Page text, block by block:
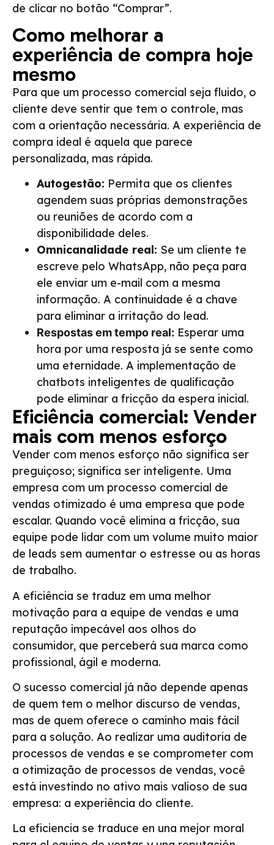
de clicar no botão “Comprar”.
Como melhorar a
experiência de compra hoje
mesmo
Para que um processo comercial seja fluido, o
cliente deve sentir que tem o controle, mas
com a orientação necessária. A experiência de
compra ideal é aquela que parece
personalizada, mas rápida.
Autogestão: Permita que os clientes
agendem suas próprias demonstrações
ou reuniões de acordo com a
disponibilidade deles.
Omnicanalidade real: Se um cliente te
escreve pelo WhatsApp, não peça para
ele enviar um e-mail com a mesma
informação. A continuidade é a chave
para eliminar a irritação do lead.
Respostas em tempo real: Esperar uma
hora por uma resposta já se sente como
uma eternidade. A implementação de
chatbots inteligentes de qualificação
pode eliminar a fricção da espera inicial.
Eficiência comercial: Vender
mais com menos esforço
Vender com menos esforço não significa ser
preguiçoso; significa ser inteligente. Uma
empresa com um processo comercial de
vendas otimizado é uma empresa que pode
escalar. Quando você elimina a fricção, sua
equipe pode lidar com um volume muito maior
de leads sem aumentar o estresse ou as horas
de trabalho.
A eficiência se traduz em uma melhor
motivação para a equipe de vendas e uma
reputação impecável aos olhos do
consumidor, que perceberá sua marca como
profissional, ágil e moderna.
O sucesso comercial já não depende apenas
de quem tem o melhor discurso de vendas,
mas de quem oferece o caminho mais fácil
para a solução. Ao realizar uma auditoria de
processos de vendas e se comprometer com
a otimização de processos de vendas, você
está investindo no ativo mais valioso de sua
empresa: a experiência do cliente.
La eficiencia se traduce en una mejor moral